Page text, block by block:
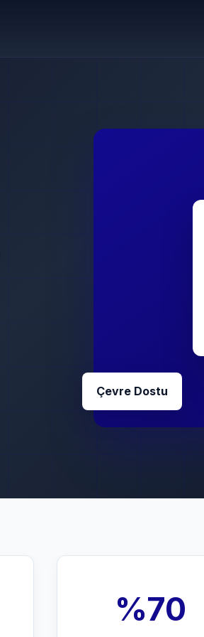
Çevre Dostu
%70